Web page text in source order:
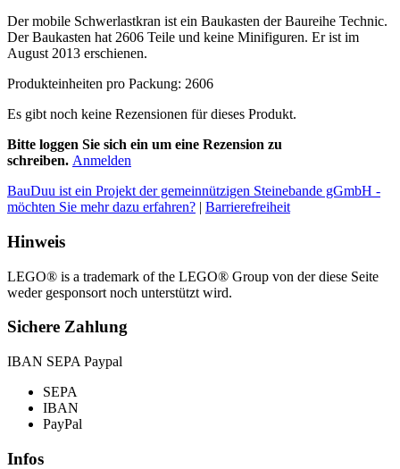
Der mobile Schwerlastkran ist ein Baukasten der Baureihe Technic.
Der Baukasten hat 2606 Teile und keine Minifiguren. Er ist im
August 2013 erschienen.
Produkteinheiten pro Packung: 2606
Es gibt noch keine Rezensionen für dieses Produkt.
Bitte loggen Sie sich ein um eine Rezension zu
schreiben. Anmelden
BauDuu ist ein Projekt der gemeinnützigen Steinebande gGmbH -
möchten Sie mehr dazu erfahren? | Barrierefreiheit
Hinweis
LEGO® is a trademark of the LEGO® Group von der diese Seite
weder gesponsort noch unterstützt wird.
Sichere Zahlung
IBAN SEPA Paypal
SEPA
IBAN
PayPal
Infos